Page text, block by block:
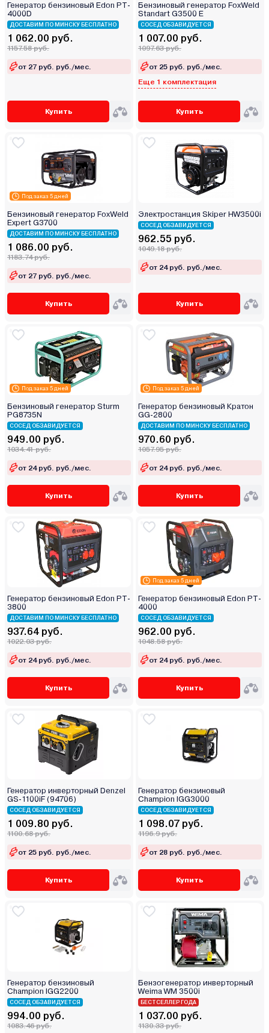
Генератор бензиновый Edon PT-
4000D
ДОСТАВИМ ПО МИНСКУ БЕСПЛАТНО
1 062.00 руб.
1157.58 руб.
от 27 руб. руб./мес.
Купить
Бензиновый генератор FoxWeld
Standart G3500 E
СОСЕД ОБЗАВИДУЕТСЯ
1 007.00 руб.
1097.63 руб.
от 25 руб. руб./мес.
Еще 1 комплектация
Купить
Под заказ 5 дней
Бензиновый генератор FoxWeld
Expert G3700
ДОСТАВИМ ПО МИНСКУ БЕСПЛАТНО
1 086.00 руб.
1183.74 руб.
от 27 руб. руб./мес.
Купить
Электростанция Skiper HW3500i
СОСЕД ОБЗАВИДУЕТСЯ
962.55 руб.
1049.18 руб.
от 24 руб. руб./мес.
Купить
Под заказ 5 дней
Бензиновый генератор Sturm
PG8735N
СОСЕД ОБЗАВИДУЕТСЯ
949.00 руб.
1034.41 руб.
от 24 руб. руб./мес.
Купить
Под заказ 5 дней
Генератор бензиновый Кратон
GG-2800
ДОСТАВИМ ПО МИНСКУ БЕСПЛАТНО
970.60 руб.
1057.95 руб.
от 24 руб. руб./мес.
Купить
Генератор бензиновый Edon PT-
3800
ДОСТАВИМ ПО МИНСКУ БЕСПЛАТНО
937.64 руб.
1022.03 руб.
от 24 руб. руб./мес.
Купить
Под заказ 5 дней
Генератор бензиновый Edon PT-
4000
СОСЕД ОБЗАВИДУЕТСЯ
962.00 руб.
1048.58 руб.
от 24 руб. руб./мес.
Купить
Генератор инверторный Denzel
GS-1100iF (94706)
СОСЕД ОБЗАВИДУЕТСЯ
1 009.80 руб.
1100.68 руб.
от 25 руб. руб./мес.
Купить
Генератор бензиновый
Champion IGG3000
СОСЕД ОБЗАВИДУЕТСЯ
1 098.07 руб.
1196.9 руб.
от 28 руб. руб./мес.
Купить
Генератор бензиновый
Champion IGG2200
СОСЕД ОБЗАВИДУЕТСЯ
994.00 руб.
1083.46 руб.
Бензогенератор инверторный
Weima WM 3500i
БЕСТСЕЛЛЕР ГОДА
1 037.00 руб.
1130.33 руб.